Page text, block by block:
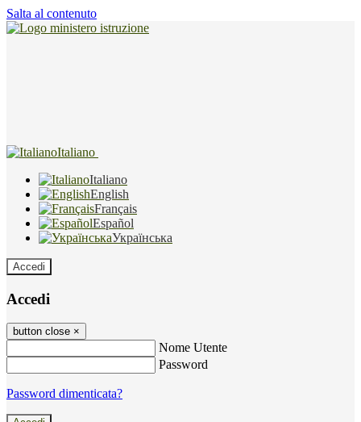
Salta al contenuto
Italiano
Italiano
English
Français
Español
Українська
Accedi
Accedi
button close ×
Nome Utente
Password
Password dimenticata?